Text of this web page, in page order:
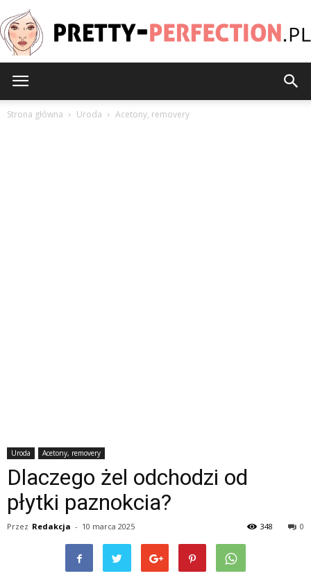
Strona główna Uroda Acetony, removery
Uroda Acetony, removery
Dlaczego żel odchodzi od
płytki paznokcia?
Przez Redakcja - 10 marca 2025 0
348